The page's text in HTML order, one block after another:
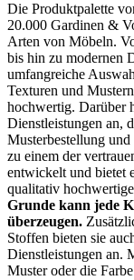
Die Produktpalette
20.000 Gardinen &
Arten von Möbeln.
bis hin zu modernen
umfangreiche
Texturen und
hochwertig. Darüber
Dienstleistungen an,
Musterbestellung
zu einem der
entwickelt und bietet
qualitativ
Grunde kann jede
überzeugen.
Stoffen bieten sie
Dienstleistungen an.
Muster oder die